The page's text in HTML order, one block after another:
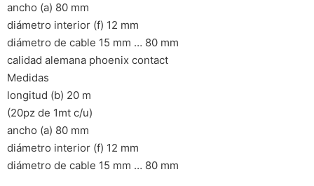
ancho (a) 80 mm
diámetro interior (f) 12 mm
diámetro de cable 15 mm … 80 mm
calidad alemana phoenix contact
Medidas
longitud (b) 20 m
(20pz de 1mt c/u)
ancho (a) 80 mm
diámetro interior (f) 12 mm
diámetro de cable 15 mm … 80 mm